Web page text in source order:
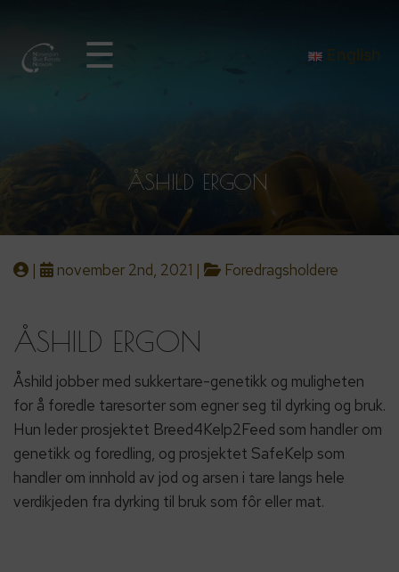
☰ English
ÅSHILD ERGON
| november 2nd, 2021 | Foredragsholdere
ÅSHILD ERGON
Åshild jobber med sukkertare-genetikk og muligheten
for å foredle taresorter som egner seg til dyrking og bruk.
Hun leder prosjektet Breed4Kelp2Feed som handler om
genetikk og foredling, og prosjektet SafeKelp som
handler om innhold av jod og arsen i tare langs hele
verdikjeden fra dyrking til bruk som fôr eller mat.